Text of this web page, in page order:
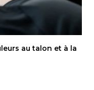
au talon et à la